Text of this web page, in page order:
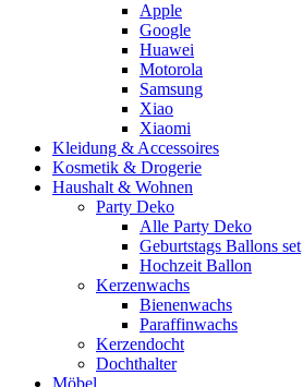
Apple
Google
Huawei
Motorola
Samsung
Xiao
Xiaomi
Kleidung & Accessoires
Kosmetik & Drogerie
Haushalt & Wohnen
Party Deko
Alle Party Deko
Geburtstags Ballons set
Hochzeit Ballon
Kerzenwachs
Bienenwachs
Paraffinwachs
Kerzendocht
Dochthalter